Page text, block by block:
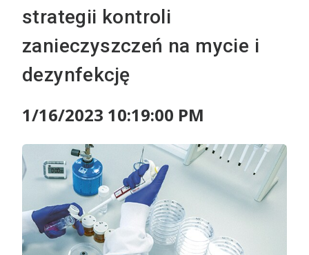
strategii kontroli
zanieczyszczeń na mycie i
dezynfekcję
1/16/2023 10:19:00 PM